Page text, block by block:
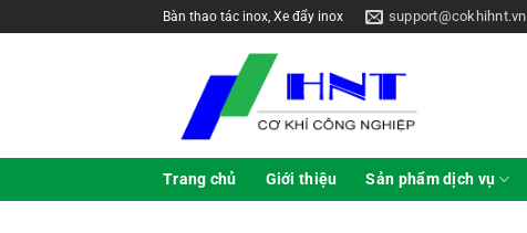
Bàn thao tác inox, Xe đẩy inox support@cokhihnt.vn
Trang chủ Giới thiệu Sản phẩm dịch vụ